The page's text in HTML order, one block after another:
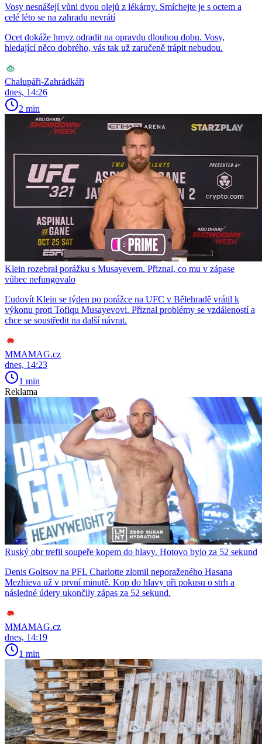
Vosy nesnášejí vůni dvou olejů z lékárny. Smíchejte je s octem a
celé léto se na zahradu nevrátí
Ocet dokáže hmyz odradit na opravdu dlouhou dobu. Vosy,
hledající něco dobrého, vás tak už zaručeně trápit nebudou.
Chalupáři-Zahrádkáři
dnes, 14:26
2 min
Klein rozebral porážku s Musayevem. Přiznal, co mu v zápase
vůbec nefungovalo
Ľudovít Klein se týden po porážce na UFC v Bělehradě vrátil k
výkonu proti Tofiqu Musayevovi. Přiznal problémy se vzdáleností a
chce se soustředit na další návrat.
MMAMAG.cz
dnes, 14:23
1 min
Reklama
Ruský obr trefil soupeře kopem do hlavy. Hotovo bylo za 52 sekund
Denis Goltsov na PFL Charlotte zlomil neporaženého Hasana
Mezhieva už v první minutě. Kop do hlavy při pokusu o strh a
následné údery ukončily zápas za 52 sekund.
MMAMAG.cz
dnes, 14:19
1 min